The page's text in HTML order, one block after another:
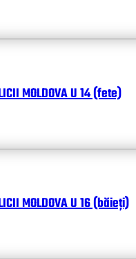
MOLDOVA U 14 (fete)
MOLDOVA U 16 (băieți)